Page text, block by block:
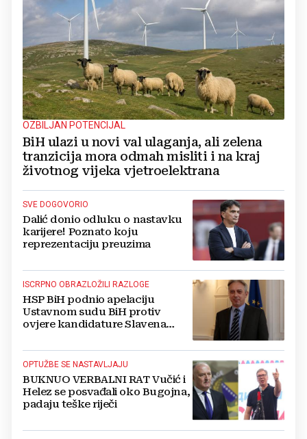
OZBILJAN POTENCIJAL
BiH ulazi u novi val ulaganja, ali zelena
tranzicija mora odmah misliti i na kraj
životnog vijeka vjetroelektrana
SVE DOGOVORIO
Dalić donio odluku o nastavku
karijere! Poznato koju
reprezentaciju preuzima
ISCRPNO OBRAZLOŽILI RAZLOGE
HSP BiH podnio apelaciju
Ustavnom sudu BiH protiv
ovjere kandidature Slavena
OPTUŽBE SE NASTAVLJAJU
BUKNUO VERBALNI RAT Vučić i
Helez se posvađali oko Bugojna,
padaju teške riječi